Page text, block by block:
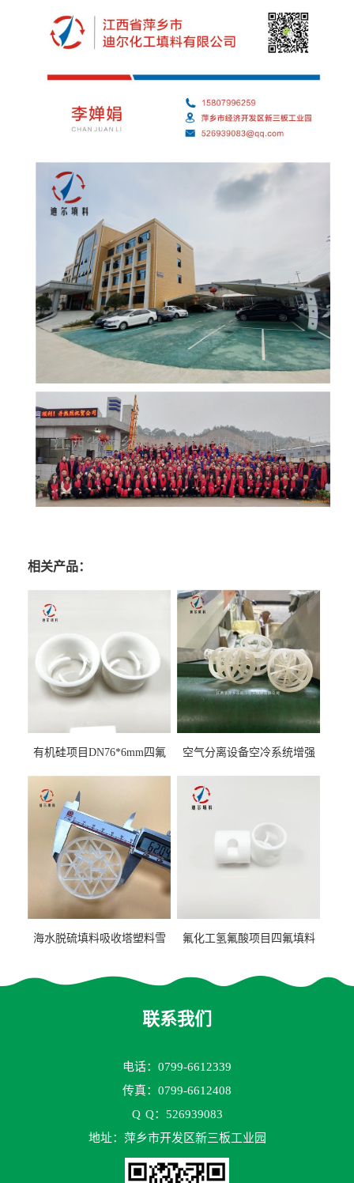
相关产品：
有机硅项目DN76*6mm四氟
空气分离设备空冷系统增强
海水脱硫填料吸收塔塑料雪
氟化工氢氟酸项目四氟填料
蚀
联系我们
电话：0799-6612339
传真：0799-6612408
Q Q：526939083
地址：萍乡市开发区新三板工业园